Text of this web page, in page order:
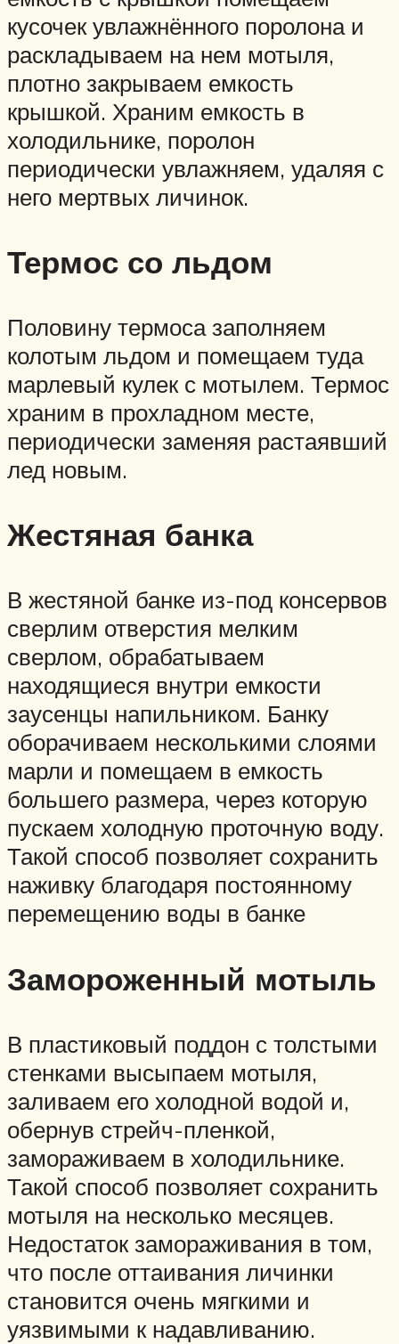
кусочек увлажнённого поролона и
раскладываем на нем мотыля,
плотно закрываем емкость
крышкой. Храним емкость в
холодильнике, поролон
периодически увлажняем, удаляя с
него мертвых личинок.
Термос со льдом
Половину термоса заполняем
колотым льдом и помещаем туда
марлевый кулек с мотылем. Термос
храним в прохладном месте,
периодически заменяя растаявший
лед новым.
Жестяная банка
В жестяной банке из-под консервов
сверлим отверстия мелким
сверлом, обрабатываем
находящиеся внутри емкости
заусенцы напильником. Банку
оборачиваем несколькими слоями
марли и помещаем в емкость
большего размера, через которую
пускаем холодную проточную воду.
Такой способ позволяет сохранить
наживку благодаря постоянному
перемещению воды в банке
Замороженный мотыль
В пластиковый поддон с толстыми
стенками высыпаем мотыля,
заливаем его холодной водой и,
обернув стрейч-пленкой,
замораживаем в холодильнике.
Такой способ позволяет сохранить
мотыля на несколько месяцев.
Недостаток замораживания в том,
что после оттаивания личинки
становится очень мягкими и
уязвимыми к надавливанию.